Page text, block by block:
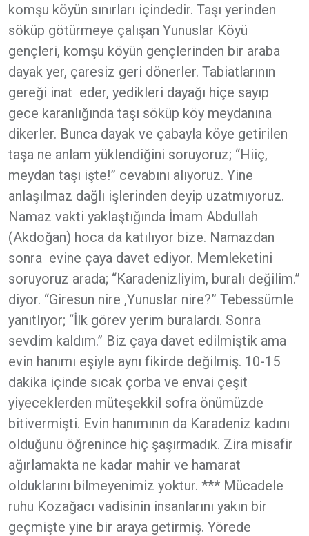
komşu köyün sınırları içindedir. Taşı yerinden
söküp götürmeye çalışan Yunuslar Köyü
gençleri, komşu köyün gençlerinden bir araba
dayak yer, çaresiz geri dönerler. Tabiatlarının
gereği inat eder, yedikleri dayağı hiçe sayıp
gece karanlığında taşı söküp köy meydanına
dikerler. Bunca dayak ve çabayla köye getirilen
taşa ne anlam yüklendiğini soruyoruz; “Hiiç,
meydan taşı işte!” cevabını alıyoruz. Yine
anlaşılmaz dağlı işlerinden deyip uzatmıyoruz.
Namaz vakti yaklaştığında İmam Abdullah
(Akdoğan) hoca da katılıyor bize. Namazdan
sonra evine çaya davet ediyor. Memleketini
soruyoruz arada; “Karadenizliyim, buralı değilim.”
diyor. “Giresun nire ,Yunuslar nire?” Tebessümle
yanıtlıyor; “İlk görev yerim buralardı. Sonra
sevdim kaldım.” Biz çaya davet edilmiştik ama
evin hanımı eşiyle aynı fikirde değilmiş. 10-15
dakika içinde sıcak çorba ve envai çeşit
yiyeceklerden müteşekkil sofra önümüzde
bitivermişti. Evin hanımının da Karadeniz kadını
olduğunu öğrenince hiç şaşırmadık. Zira misafir
ağırlamakta ne kadar mahir ve hamarat
olduklarını bilmeyenimiz yoktur. *** Mücadele
ruhu Kozağacı vadisinin insanlarını yakın bir
geçmişte yine bir araya getirmiş. Yörede